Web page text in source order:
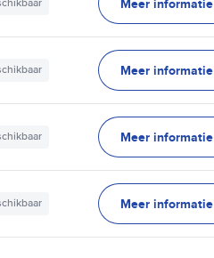
Meer informatie
Meer informatie
Meer informatie
Meer informatie